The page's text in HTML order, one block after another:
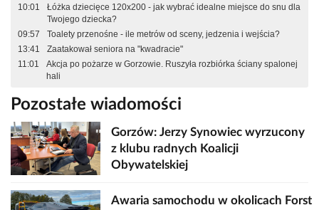
10:01
Łóżka dziecięce 120x200 - jak wybrać idealne miejsce do snu dla
Twojego dziecka?
09:57
Toalety przenośne - ile metrów od sceny, jedzenia i wejścia?
13:41
Zaatakował seniora na "kwadracie"
11:01
Akcja po pożarze w Gorzowie. Ruszyła rozbiórka ściany spalonej
hali
Pozostałe wiadomości
Gorzów: Jerzy Synowiec wyrzucony
z klubu radnych Koalicji
Obywatelskiej
Awaria samochodu w okolicach Forst